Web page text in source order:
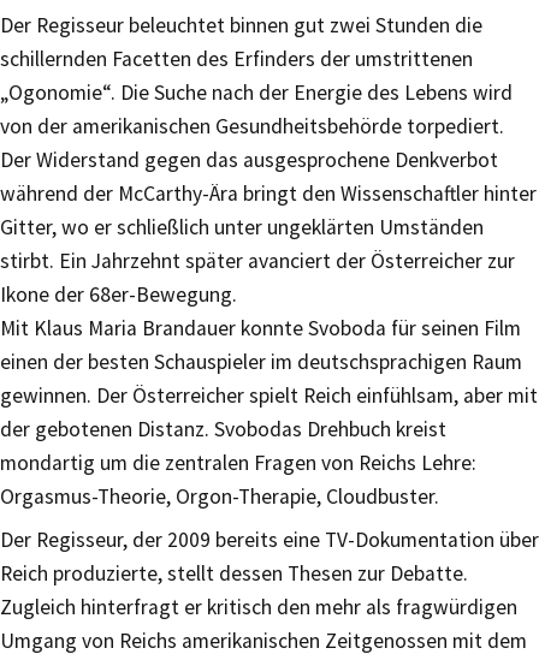
Der Regisseur beleuchtet binnen gut zwei Stunden die
schillernden Facetten des Erfinders der umstrittenen
„Ogonomie“. Die Suche nach der Energie des Lebens wird
von der amerikanischen Gesundheitsbehörde torpediert.
Der Widerstand gegen das ausgesprochene Denkverbot
während der McCarthy-Ära bringt den Wissenschaftler hinter
Gitter, wo er schließlich unter ungeklärten Umständen
stirbt. Ein Jahrzehnt später avanciert der Österreicher zur
Ikone der 68er-Bewegung.
Mit Klaus Maria Brandauer konnte Svoboda für seinen Film
einen der besten Schauspieler im deutschsprachigen Raum
gewinnen. Der Österreicher spielt Reich einfühlsam, aber mit
der gebotenen Distanz. Svobodas Drehbuch kreist
mondartig um die zentralen Fragen von Reichs Lehre:
Orgasmus-Theorie, Orgon-Therapie, Cloudbuster.
Der Regisseur, der 2009 bereits eine TV-Dokumentation über
Reich produzierte, stellt dessen Thesen zur Debatte.
Zugleich hinterfragt er kritisch den mehr als fragwürdigen
Umgang von Reichs amerikanischen Zeitgenossen mit dem